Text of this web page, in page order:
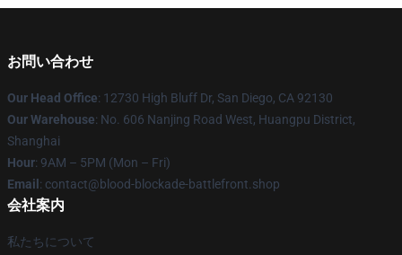
お問い合わせ
Our Head Office: 12730 High Bluff Dr, San Diego, CA 92130
Our Warehouse: No. 606 Nanjing Road West, Huangpu District,
Shanghai
Hour: 9AM – 5PM (Mon – Fri)
Email : contact@blood-blockade-battlefront.shop
会社案内
私たちについて